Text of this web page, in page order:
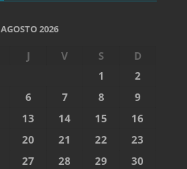
AGOSTO 2026
J V S
D
1
2
6 7 8
9
13 14 15
16
20 21 22
23
27 28 29
30